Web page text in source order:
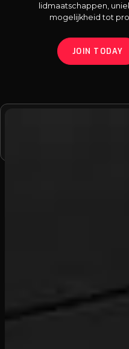
lidmaatschappen,
mogelijkheid tot
JOIN TODAY